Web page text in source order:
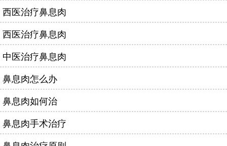
西医治疗鼻息肉
西医治疗鼻息肉
中医治疗鼻息肉
鼻息肉怎么办
鼻息肉如何治
鼻息肉手术治疗